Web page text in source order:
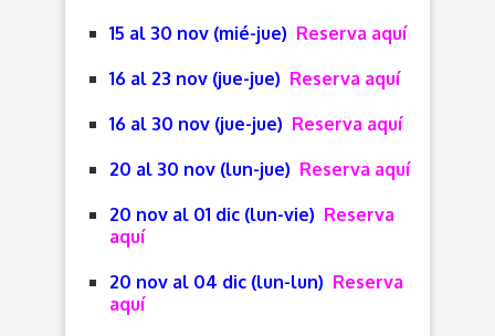
15 al 30 nov (mié-jue) Reserva aquí
16 al 23 nov (jue-jue) Reserva aquí
16 al 30 nov (jue-jue) Reserva aquí
20 al 30 nov (lun-jue) Reserva aquí
20 nov al 01 dic (lun-vie) Reserva
aquí
20 nov al 04 dic (lun-lun) Reserva
aquí